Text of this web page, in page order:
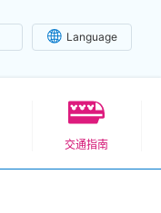
Language
交通指南